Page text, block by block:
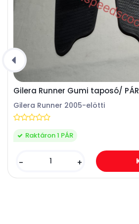
Gilera Runner Gumi taposó/ PÁR
Gilera Runner 2005-elötti
- +
Raktáron 1 PÁR